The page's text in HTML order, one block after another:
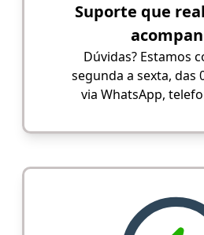
Suporte que
Dúvidas? Estamos
segunda a sexta, das
via WhatsApp,